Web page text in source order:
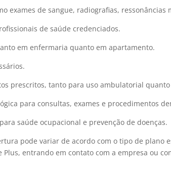
exames de sangue, radiografias, ressonâncias
de saúde credenciados.
em enfermaria quanto em apartamento.
prescritos, tanto para uso ambulatorial
para consultas, exames e procedimentos
saúde ocupacional e prevenção de doenças.
pode variar de acordo com o tipo de plano
entrando em contato com a empresa ou